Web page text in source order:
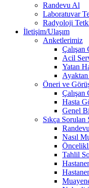
Randevu Al
Laboratuvar
Radyoloji
İletişim/Ulaşım
Anketlerimiz
Acil
Yatan
Öneri ve
Çalışan
Hasta
Genel
Sıkça Sorulan
Nasıl
Tahlil